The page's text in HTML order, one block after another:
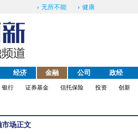
无所不能 健康
经济 金融 公司 政经
银行 证券基金 信托保险 投资 创新
市场正文